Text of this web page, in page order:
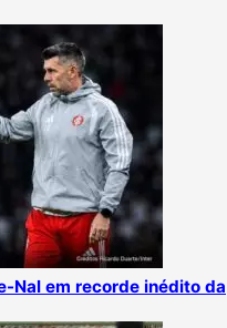
Nal em recorde inédito da